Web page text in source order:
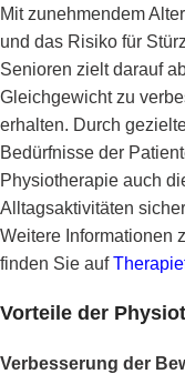
Mit zunehmendem
und das Risiko für
Senioren zielt darauf
Gleichgewicht zu
erhalten. Durch
Bedürfnisse der
Physiotherapie auch
Alltagsaktivitäten
Weitere Informationen
finden Sie auf
Vorteile der
Verbesserung der